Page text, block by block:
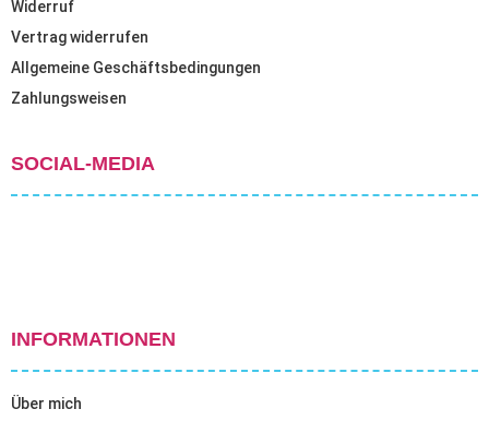
Widerruf
Vertrag widerrufen
Allgemeine Geschäftsbedingungen
Zahlungsweisen
SOCIAL-MEDIA
INFORMATIONEN
Über mich